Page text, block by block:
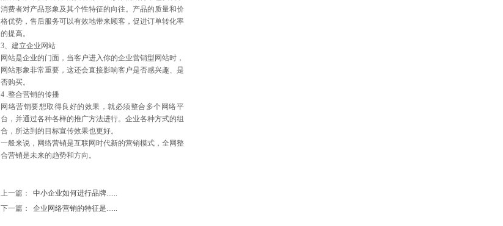
消费者对产品形象及其个性特征的向往。产品的质量和价
格优势，售后服务可以有效地带来顾客，促进订单转化率
的提高。
3、建立企业网站
网站是企业的门面，当客户进入你的企业营销型网站时，
网站形象非常重要，这还会直接影响客户是否感兴趣、是
否购买。
4 .整合营销的传播
网络营销要想取得良好的效果，就必须整合多个网络平
台，并通过各种各样的推广方法进行。企业各种方式的组
合，所达到的目标宣传效果也更好。
一般来说，网络营销是互联网时代新的营销模式，全网整
合营销是未来的趋势和方向。
上一篇：
中小企业如何进行品牌......
下一篇：
企业网络营销的特征是......